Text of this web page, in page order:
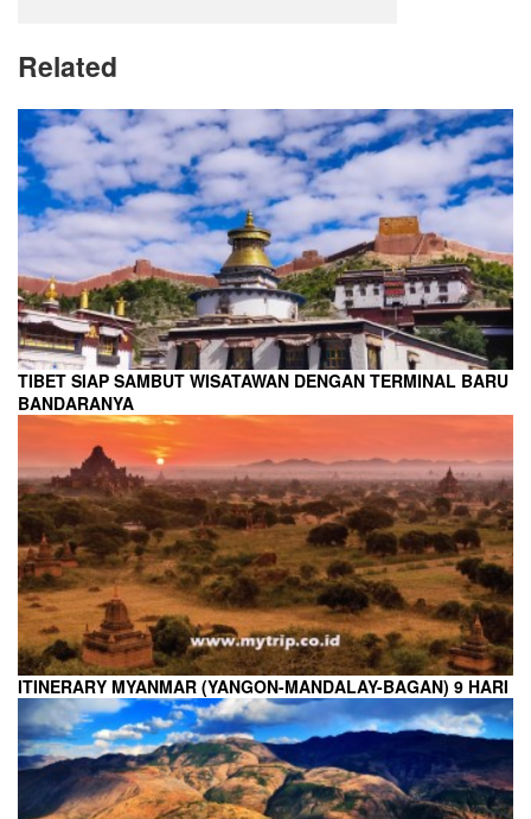
Related
TIBET SIAP SAMBUT WISATAWAN DENGAN TERMINAL BARU
BANDARANYA
ITINERARY MYANMAR (YANGON-MANDALAY-BAGAN) 9 HARI